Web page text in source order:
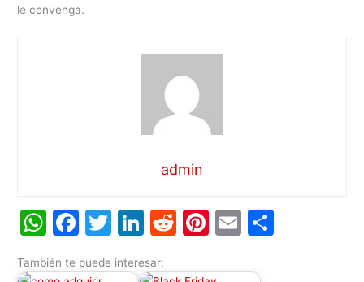
le convenga.
admin
W
at
F
c
T
itt
Li
k
R
d
Pi
er
E
ai
También te puede interesar: